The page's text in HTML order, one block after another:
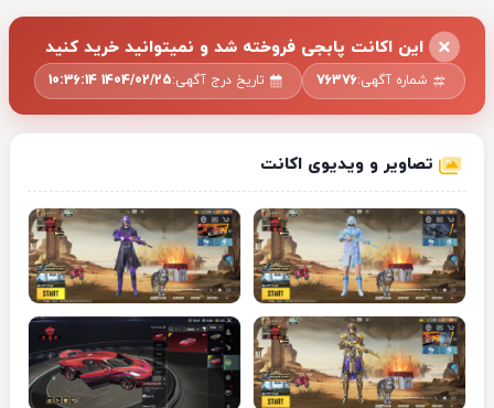
این اکانت پابجی فروخته شد و نمیتوانید خرید کنید
شماره آگهی:76376 تاریخ درج آگهی:1404/02/25 10:36:14
تصاویر و ویدیوی اکانت